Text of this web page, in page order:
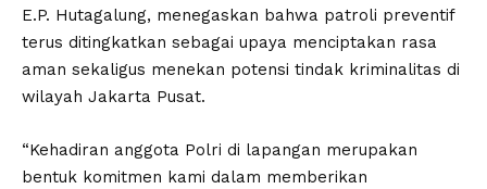
E.P. Hutagalung, menegaskan bahwa patroli preventif
terus ditingkatkan sebagai upaya menciptakan rasa
aman sekaligus menekan potensi tindak kriminalitas di
wilayah Jakarta Pusat.
“Kehadiran anggota Polri di lapangan merupakan
bentuk komitmen kami dalam memberikan